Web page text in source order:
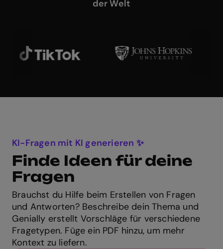
der Welt
KI-Fragen mit KI generieren ✨
Finde Ideen für deine
Fragen
Brauchst du Hilfe beim Erstellen von Fragen
und Antworten? Beschreibe dein Thema und
Genially erstellt Vorschläge für verschiedene
Fragetypen. Füge ein PDF hinzu, um mehr
Kontext zu liefern.